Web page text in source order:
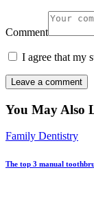
Comment
I agree that my
You May Also
Family Dentistry
The top 3 manual